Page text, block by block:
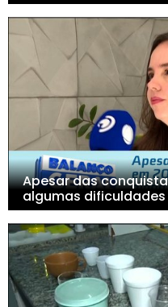
Apesar das
algumas